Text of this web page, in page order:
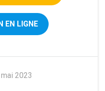
EN LIGNE
2023